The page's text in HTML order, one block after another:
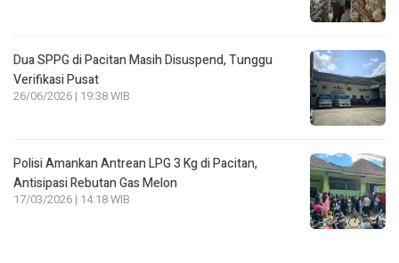
Dua SPPG di Pacitan Masih Disuspend, Tunggu
Verifikasi Pusat
26/06/2026 | 19:38 WIB
Polisi Amankan Antrean LPG 3 Kg di Pacitan,
Antisipasi Rebutan Gas Melon
17/03/2026 | 14:18 WIB